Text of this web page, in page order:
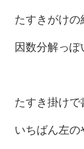
たすきがけの
因数分解っぽ
たすき掛けで
いちばん左の